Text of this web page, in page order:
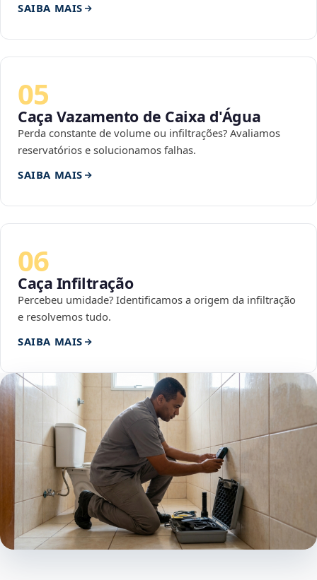
SAIBA MAIS
05
Caça Vazamento de Caixa d'Água
Perda constante de volume ou infiltrações? Avaliamos
reservatórios e solucionamos falhas.
SAIBA MAIS
06
Caça Infiltração
Percebeu umidade? Identificamos a origem da infiltração
e resolvemos tudo.
SAIBA MAIS